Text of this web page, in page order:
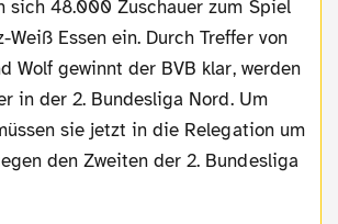
sich 48.000 Zuschauer zum Spiel
Weiß Essen ein. Durch Treffer von
Wolf gewinnt der BVB klar, werden
in der 2. Bundesliga Nord. Um
sie jetzt in die Relegation um
den Zweiten der 2. Bundesliga